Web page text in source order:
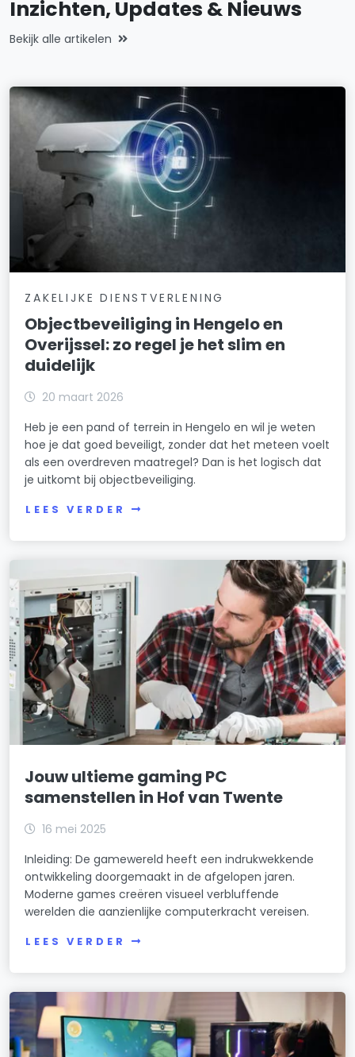
Inzichten, Updates & Nieuws
Bekijk alle artikelen
ZAKELIJKE DIENSTVERLENING
Objectbeveiliging in Hengelo en
Overijssel: zo regel je het slim en
duidelijk
20 maart 2026
Heb je een pand of terrein in Hengelo en wil je weten
hoe je dat goed beveiligt, zonder dat het meteen voelt
als een overdreven maatregel? Dan is het logisch dat
je uitkomt bij objectbeveiliging.
LEES VERDER
Jouw ultieme gaming PC
samenstellen in Hof van Twente
16 mei 2025
Inleiding: De gamewereld heeft een indrukwekkende
ontwikkeling doorgemaakt in de afgelopen jaren.
Moderne games creëren visueel verbluffende
werelden die aanzienlijke computerkracht vereisen.
LEES VERDER